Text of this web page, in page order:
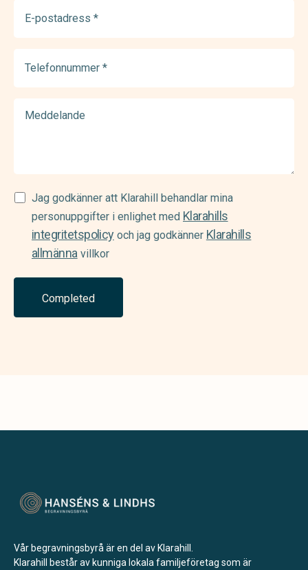
postadress
(Required)
Samtycke
(Required)
Jag godkänner att Klarahill behandlar mina
personuppgifter i enlighet med Klarahills
integritetspolicyoch jag godkänner Klarahills
allmännavillkor
Completed
Vår begravningsbyrå är en del av Klarahill.
Klarahill består av kunniga lokala familjeföretag som är